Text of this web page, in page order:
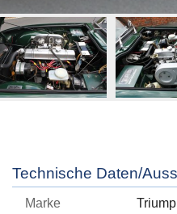
Technische Daten/
Marke